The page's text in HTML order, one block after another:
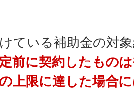
ている補助金の対
前に契約したもの
上限に達した場合